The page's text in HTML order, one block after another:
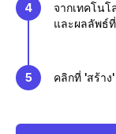
4
จากเทคโนโ
และผลลัพธ์
5 คลิกที่ 'สร้าง